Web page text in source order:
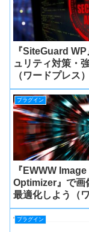
『SiteGuard
ュリティ対策・
（ワードプレス）
プラグイン
『EWWW Image
Optimizer』で画
最適化しよう（
ス）
プラグイン